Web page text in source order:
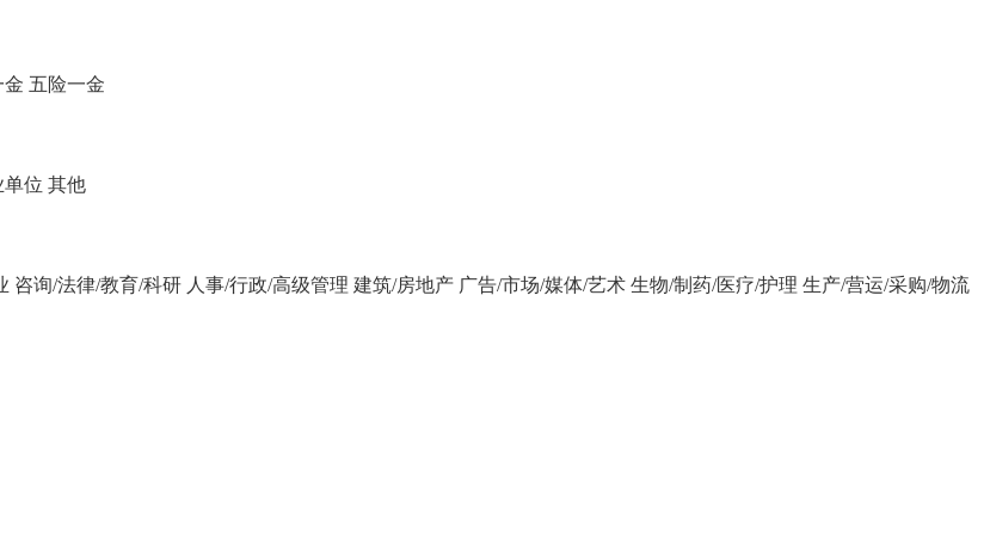
金 五险一金
单位 其他
咨询/法律/教育/科研 人事/行政/高级管理 建筑/房地产 广告/市场/媒体/艺术 生物/制药/医疗/护理 生产/营运/采购/物流